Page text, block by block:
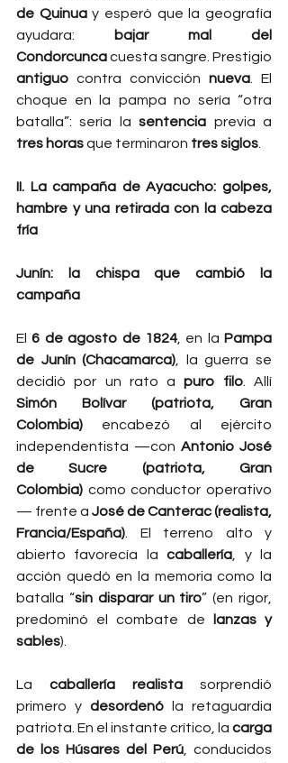
de Quinua y esperó que la geografía
ayudara:
bajar mal del
Condorcunca
antiguo contra convicción nueva . El
choque en la pampa no sería “otra
batalla”: sería la sentencia
tres horas que terminaron tres siglos
II. La campaña de Ayacucho: golpes,
hambre y una retirada con la cabeza
fría
Junín: la chispa que cambió la
campaña
El 6 de agosto de 1824, en la Pampa
de Junín (Chacamarca) , la guerra se
decidió por un rato a puro filo
Simón Bolívar (patriota, Gran
Colombia) encabezó al ejército
independentista —con Antonio José
de Sucre (patriota, Gran
Colombia) como conductor operativo
— frente a José de Canterac (realista,
Francia/España) . El terreno alto y
abierto favorecía la caballería , y la
acción quedó en la memoria como la
batalla “sin disparar un tiro” (en rigor,
predominó el combate de
lanzas y
sables).
La caballería realista sorprendió
primero y desordenó la retaguardia
patriota. En el instante crítico, la carga
de los Húsares del Perú , conducidos